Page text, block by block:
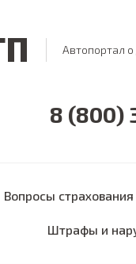
Автопортал
8 (800)
Вопросы страхования
Штрафы и